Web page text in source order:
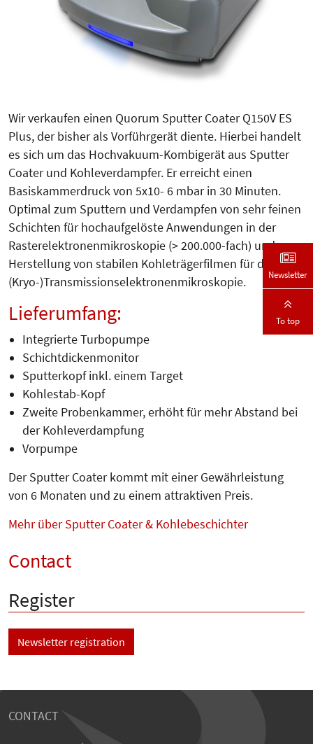
Wir verkaufen einen Quorum Sputter Coater Q150V ES
Plus, der bisher als Vorführgerät diente. Hierbei handelt
es sich um das Hochvakuum-Kombigerät aus Sputter
Coater und Kohleverdampfer. Er erreicht einen
Basiskammerdruck von 5x10- 6 mbar in 30 Minuten.
Optimal zum Sputtern und Verdampfen von sehr feinen
Schichten für hochaufgelöste Anwendungen in der
Rasterelektronenmikroskopie (> 200.000-fach) und zur
Herstellung von stabilen Kohleträgerfilmen für die
(Kryo-)Transmissionselektronenmikroskopie.
Lieferumfang:
Integrierte Turbopumpe
Schichtdickenmonitor
Sputterkopf inkl. einem Target
Kohlestab-Kopf
Zweite Probenkammer, erhöht für mehr Abstand bei
der Kohleverdampfung
Vorpumpe
Der Sputter Coater kommt mit einer Gewährleistung
von 6 Monaten und zu einem attraktiven Preis.
Mehr über Sputter Coater & Kohlebeschichter
Contact
Register
Newsletter registration
CONTACT
Newsletter
To top